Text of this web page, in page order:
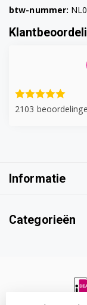
btw-nummer:
2103
Informatie
Categorieën